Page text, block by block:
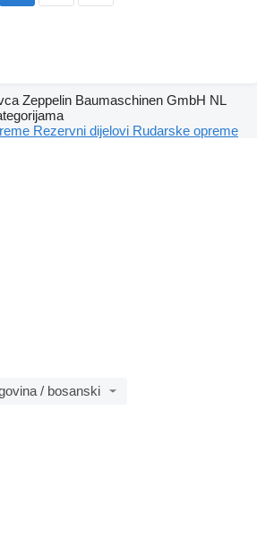
Zeppelin Baumaschinen GmbH NL
Rezervni dijelovi Rudarske opreme
/ bosanski